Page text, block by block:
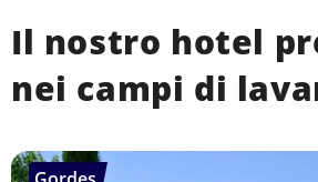
Il nostro hotel
nei campi di